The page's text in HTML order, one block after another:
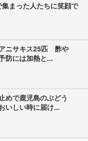
まった人たちに笑顔で
アニサキス25匹 酢や
防には加熱と...
めで鹿児島のぶどう
いしい時に届け...